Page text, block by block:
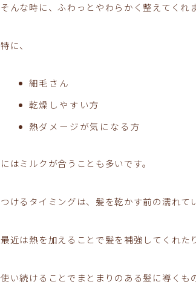
そんな時に、ふわっとやわらかく整えてくれま
特に、
細毛さん
乾燥しやすい方
熱ダメージが気になる方
にはミルクが合うことも多いです。
つけるタイミングは、髪を乾かす前の濡れて
最近は熱を加えることで髪を補強してくれた
使い続けることでまとまりのある髪に導くも